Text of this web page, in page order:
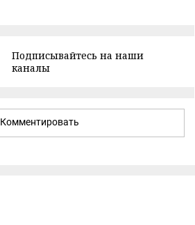
Подписывайтесь на наши
каналы
Комментировать